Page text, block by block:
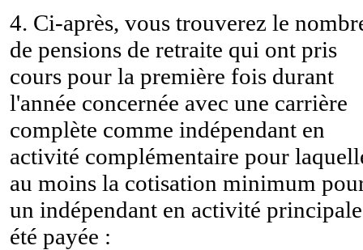
4. Ci-après, vous trouverez le
de pensions de retraite qui ont pris
cours pour la première fois durant
l'année concernée avec une carrière
complète comme indépendant en
activité complémentaire pour
au moins la cotisation minimum
un indépendant en activité
été payée :